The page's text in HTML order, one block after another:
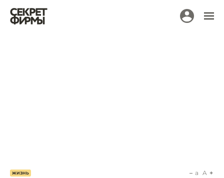
ЖИЗНЬ a A